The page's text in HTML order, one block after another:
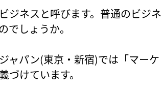
ジネスと呼びます。普通のビジネ
しょうか。
ャパン(東京・新宿)では「マーケ
けています。